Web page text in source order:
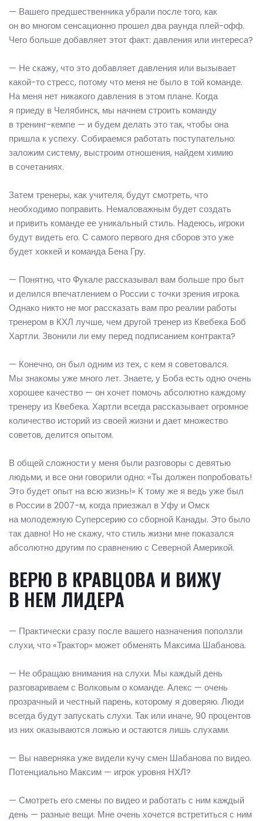
— Вашего предшественника убрали после того, как
он во многом сенсационно прошел два раунда плей-офф.
Чего больше добавляет этот факт: давления или интереса?
— Не скажу, что это добавляет давления или вызывает
какой-то стресс, потому что меня не было в той команде.
На меня нет никакого давления в этом плане. Когда
я приеду в Челябинск, мы начнем строить команду
в тренинг-кемпе — и будем делать это так, чтобы она
пришла к успеху. Собираемся работать поступательно:
заложим систему, выстроим отношения, найдем химию
в сочетаниях.
Затем тренеры, как учителя, будут смотреть, что
необходимо поправить. Немаловажным будет создать
и привить команде ее уникальный стиль. Надеюсь, игроки
будут видеть его. С самого первого дня сборов это уже
будет хоккей и команда Бена Гру.
— Понятно, что Фукале рассказывал вам больше про быт
и делился впечатлением о России с точки зрения игрока.
Однако никто не мог рассказать вам про реалии работы
тренером в КХЛ лучше, чем другой тренер из Квебека Боб
Хартли. Звонили ли ему перед подписанием контракта?
— Конечно, он был одним из тех, с кем я советовался.
Мы знакомы уже много лет. Знаете, у Боба есть одно очень
хорошее качество — он хочет помочь абсолютно каждому
тренеру из Квебека. Хартли всегда рассказывает огромное
количество историй из своей жизни и дает множество
советов, делится опытом.
В общей сложности у меня были разговоры с девятью
людьми, и все они говорили одно: «Ты должен попробовать!
Это будет опыт на всю жизнь!» К тому же я ведь уже был
в России в 2007-м, когда приезжал в Уфу и Омск
на молодежную Суперсерию со сборной Канады. Это было
так давно! Но не скажу, что стиль жизни мне показался
абсолютно другим по сравнению с Северной Америкой.
ВЕРЮ В КРАВЦОВА И ВИЖУ
В НЕМ ЛИДЕРА
— Практически сразу после вашего назначения поползли
слухи, что «Трактор» может обменять Максима Шабанова.
— Не обращаю внимания на слухи. Мы каждый день
разговариваем с Волковым о команде. Алекс — очень
прозрачный и честный парень, которому я доверяю. Люди
всегда будут запускать слухи. Так или иначе, 90 процентов
из них оказываются ложью и остаются лишь слухами.
— Вы наверняка уже видели кучу смен Шабанова по видео.
Потенциально Максим — игрок уровня НХЛ?
— Смотреть его смены по видео и работать с ним каждый
день — разные вещи. Мне очень хочется встретиться с ним